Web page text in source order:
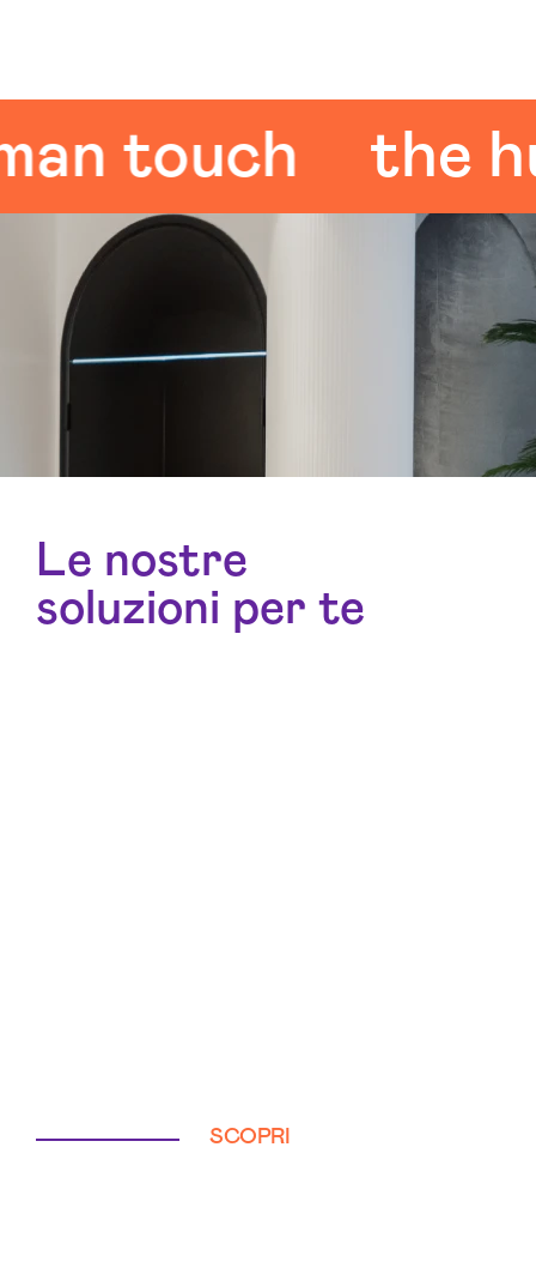
touch the
Le nostre
soluzioni per te
SCOPRI